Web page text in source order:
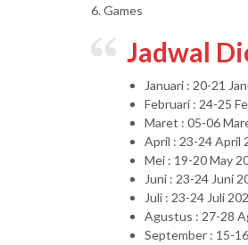
6. Games
Jadwal
Januari : 20-21
Februari : 24-25
Maret : 05-06
April : 23-24 April
Mei : 19-20 May
Juni : 23-24 Juni
Juli : 23-24 Juli
Agustus : 27-28
September : 15-